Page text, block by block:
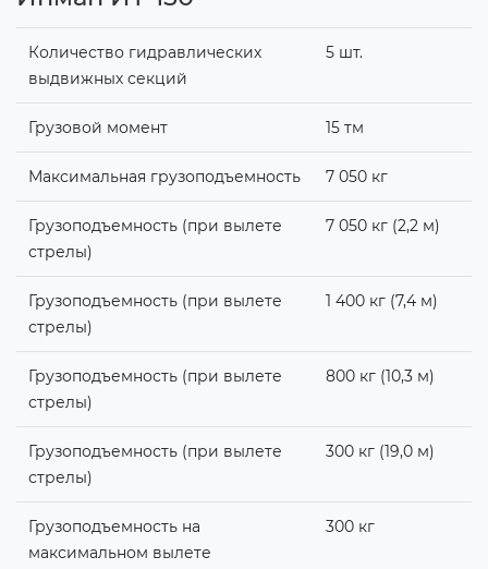
Количество гидравлических
выдвижных секций
5 шт.
Грузовой момент 15 тм
Максимальная грузоподъемность 7 050 кг
Грузоподъемность (при вылете
стрелы)
7 050 кг (2,2 м)
Грузоподъемность (при вылете
стрелы)
1 400 кг (7,4 м)
Грузоподъемность (при вылете
стрелы)
800 кг (10,3 м)
Грузоподъемность (при вылете
стрелы)
300 кг (19,0 м)
Грузоподъемность на
максимальном вылете
300 кг